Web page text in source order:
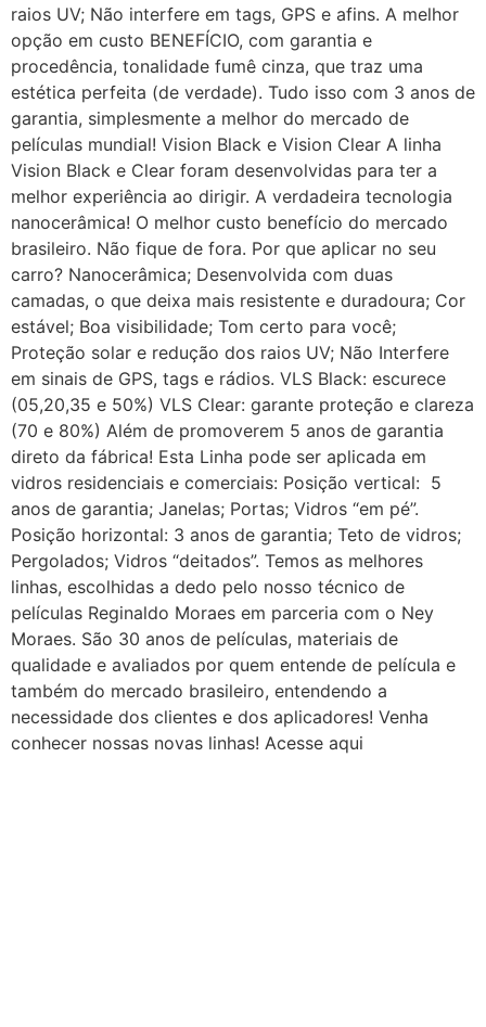
raios UV; Não interfere em tags, GPS e afins. A melhor
opção em custo BENEFÍCIO, com garantia e
procedência, tonalidade fumê cinza, que traz uma
estética perfeita (de verdade). Tudo isso com 3 anos de
garantia, simplesmente a melhor do mercado de
películas mundial! Vision Black e Vision Clear A linha
Vision Black e Clear foram desenvolvidas para ter a
melhor experiência ao dirigir. A verdadeira tecnologia
nanocerâmica! O melhor custo benefício do mercado
brasileiro. Não fique de fora. Por que aplicar no seu
carro? Nanocerâmica; Desenvolvida com duas
camadas, o que deixa mais resistente e duradoura; Cor
estável; Boa visibilidade; Tom certo para você;
Proteção solar e redução dos raios UV; Não Interfere
em sinais de GPS, tags e rádios. VLS Black: escurece
(05,20,35 e 50%) VLS Clear: garante proteção e clareza
(70 e 80%) Além de promoverem 5 anos de garantia
direto da fábrica! Esta Linha pode ser aplicada em
vidros residenciais e comerciais: Posição vertical: 5
anos de garantia; Janelas; Portas; Vidros “em pé”.
Posição horizontal: 3 anos de garantia; Teto de vidros;
Pergolados; Vidros “deitados”. Temos as melhores
linhas, escolhidas a dedo pelo nosso técnico de
películas Reginaldo Moraes em parceria com o Ney
Moraes. São 30 anos de películas, materiais de
qualidade e avaliados por quem entende de película e
também do mercado brasileiro, entendendo a
necessidade dos clientes e dos aplicadores! Venha
conhecer nossas novas linhas! Acesse aqui